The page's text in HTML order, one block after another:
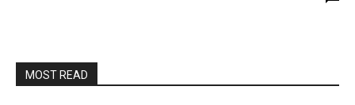
MOST READ